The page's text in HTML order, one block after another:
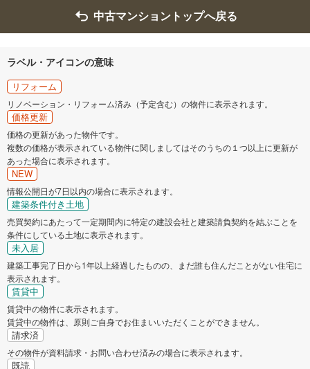
中古マンショントップへ戻る
ラベル・アイコンの意味
リフォーム
リノベーション・リフォーム済み（予定含む）の物件に表示されます。
価格更新
価格の更新があった物件です。
複数の価格が表示されている物件に関しましてはそのうちの１つ以上に更新が
あった場合に表示されます。
NEW
情報公開日が7日以内の場合に表示されます。
建築条件付き土地
売買契約にあたって一定期間内に特定の建設会社と建築請負契約を結ぶことを
条件にしている土地に表示されます。
未入居
建築工事完了日から1年以上経過したものの、まだ誰も住んだことがない住宅に
表示されます。
賃貸中
賃貸中の物件に表示されます。
賃貸中の物件は、原則ご自身でお住まいいただくことができません。
請求済
その物件が資料請求・お問い合わせ済みの場合に表示されます。
既読